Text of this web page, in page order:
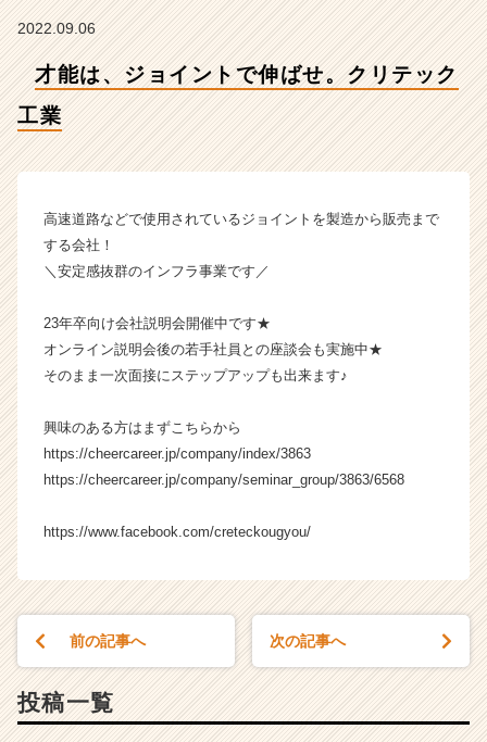
社
ク
業
タ
ム
ラ
ン】
ベ
ン
チ
業
ウ
2022.09.06
才能は、ジョイントで伸ばせ。クリテック
工業
高速道路などで使用されているジョイントを製造から販売まで
する会社！
＼安定感抜群のインフラ事業です／
23年卒向け会社説明会開催中です★
オンライン説明会後の若手社員との座談会も実施中★
そのまま一次面接にステップアップも出来ます♪
興味のある方はまずこちらから
https://cheercareer.jp/company/index/3863
https://cheercareer.jp/company/seminar_group/3863/6568
https://www.facebook.com/creteckougyou/
前の記事へ 次の記事へ
投稿一覧